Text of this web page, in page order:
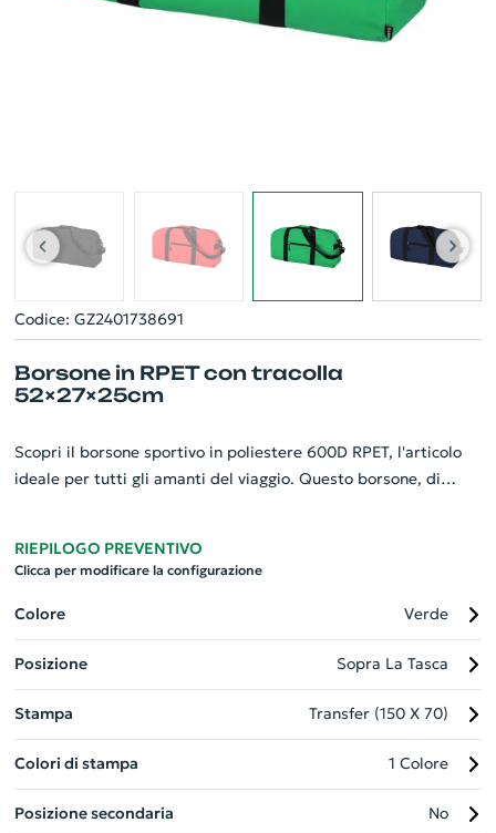
Codice: GZ2401738691
Borsone in RPET con tracolla
52×27×25cm
Scopri il borsone sportivo in poliestere 600D RPET, l'articolo
ideale per tutti gli amanti del viaggio. Questo borsone, di
tutto ciò di cui hai bisogno. Dispone inoltre di una tasca
importanti. L'etichetta RPET evidenzia l'attenzione al rispetto
dell'ambiente. Personalizzabile con il logo della tua azienda, è
un gadget perfetto per valorizzare il tuo brand.
RIEPILOGO PREVENTIVO
Clicca per modificare la configurazione
Colore Verde
Posizione Sopra La Tasca
Stampa Transfer (150 X 70)
Colori di stampa 1 Colore
Posizione secondaria No